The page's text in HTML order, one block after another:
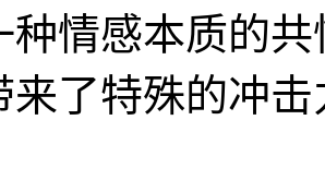
种情感本质的
来了特殊的冲